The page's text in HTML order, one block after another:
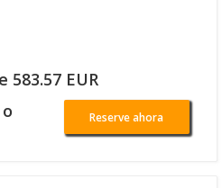
583.57 EUR
o Reserve ahora